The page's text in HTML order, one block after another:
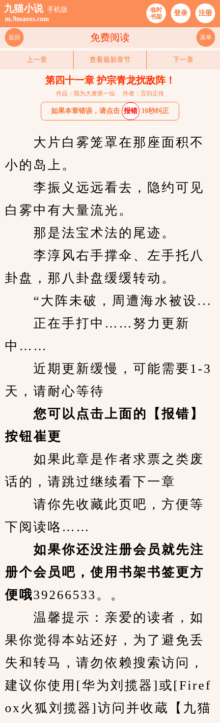
九猫小说 手机版
m.9maoxs.com
临时
书架
登录 注册
免费阅读
返回 菜单
上一章 查看最新章节 下一章
第四十一章 护宗青龙扰敌阵！
作品：我为大唐第一仙 作者：言归正传
如果本章错误，请点击 报错 10秒纠正
大片白雾笼罩在那座面积不
小的岛上。
李振义远远看去，隐约可见
白雾中有大量流光。
那是法宝术法的尾迹。
李淳风右手撑伞、左手托八
卦盘，那八卦盘缓缓转动。
“大阵未破，周遭海水被设...
正在手打中……努力更新
中……
近期更新缓慢，可能需要1-3
天，请耐心等待
您可以点击上面的【报错】
按钮崔更
如果此章是作者求票之类废
话的，请跳过继续看下一章
请你先收藏此页吧，方便等
下阅读咯……
如果你还没注册会员就先注
册个会员吧，使用书架书签更方
便哦39266533。。
温馨提示：亲爱的读者，如
果你觉得本站还好，为了避免丢
失和转马，请勿依赖搜索访问，
建议你使用[华为刘揽器]或[Firef
ox火狐刘揽器]访问并收蔵【九猫